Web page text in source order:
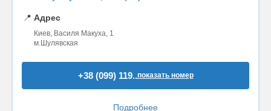
📍 Адрес
Киев, Василя Макуха, 1
м.Шулявская
+38 (099) 119..показать номер
Подробнее